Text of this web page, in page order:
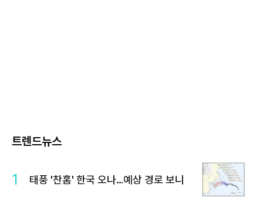
트렌드뉴스
1 태풍 '찬홈' 한국 오나…예상 경로 보니